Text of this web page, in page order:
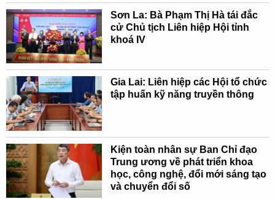
Sơn La: Bà Phạm Thị Hà tái đắc
cử Chủ tịch Liên hiệp Hội tỉnh
khoá IV
Gia Lai: Liên hiệp các Hội tổ chức
tập huấn kỹ năng truyền thông
Kiện toàn nhân sự Ban Chỉ đạo
Trung ương về phát triển khoa
học, công nghệ, đổi mới sáng tạo
và chuyển đổi số